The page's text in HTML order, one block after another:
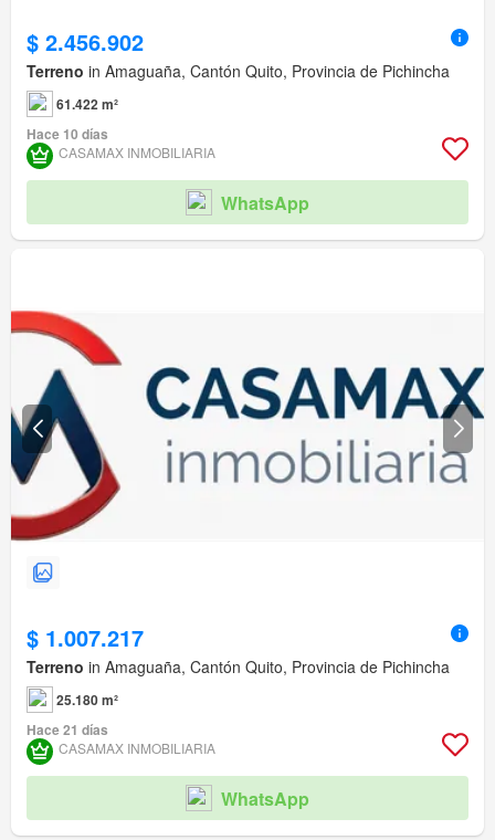
$ 2.456.902
Terreno in Amaguaña, Cantón Quito, Provincia de Pichincha
61.422 m²
Hace 10 días
CASAMAX INMOBILIARIA
WhatsApp
$ 1.007.217
Terreno in Amaguaña, Cantón Quito, Provincia de Pichincha
25.180 m²
Hace 21 días
CASAMAX INMOBILIARIA
WhatsApp